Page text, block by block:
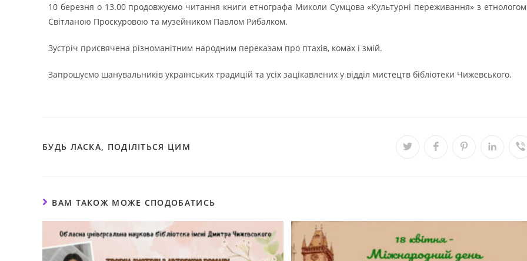
10 березня о 13.00 продовжуємо читання книги етнографа Миколи Сумцова «Культурні переживання» з етнологом
Світланою Проскуровою та музейником Павлом Рибалком.
Зустріч присвячена різноманітним народним переказам про птахів, комах і змій.
Запрошуємо шанувальників українських традицій та усіх зацікавлених у відділ мистецтв бібліотеки Чижевського.
БУДЬ ЛАСКА, ПОДІЛІТЬСЯ ЦИМ
ВАМ ТАКОЖ МОЖЕ СПОДОБАТИСЬ